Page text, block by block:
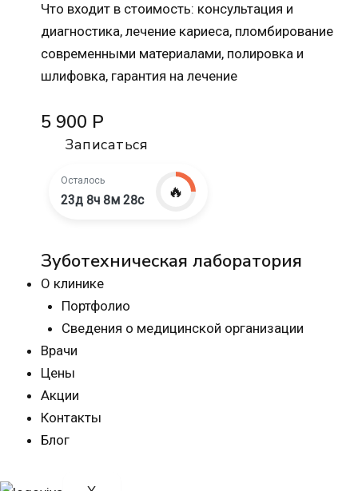
Что входит в стоимость: консультация и
диагностика, лечение кариеса, пломбирование
современными материалами, полировка и
шлифовка, гарантия на лечение
5 900 Р
Записаться
Осталось
23д 8ч 8м 27с 🔥
Зуботехническая лаборатория
О клинике
Портфолио
Сведения о медицинской организации
Врачи
Цены
Акции
Контакты
Блог